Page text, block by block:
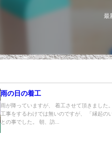
最
雨の日の着工
雨が降っていますが、 着工させて頂きました
工事をするわけでは無いのですが、 「縁起の
との事でした。 朝、訪...